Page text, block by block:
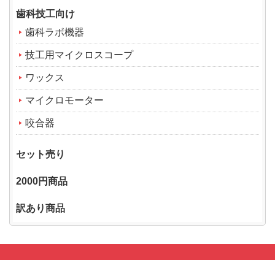
歯科技工向け
歯科ラボ機器
技工用マイクロスコープ
ワックス
マイクロモーター
咬合器
セット売り
2000円商品
訳あり商品